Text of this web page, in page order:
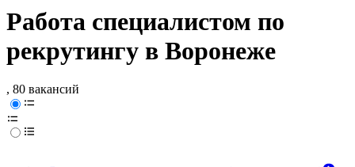
Работа специалистом по
рекрутингу в Воронеже
, 80 вакансий